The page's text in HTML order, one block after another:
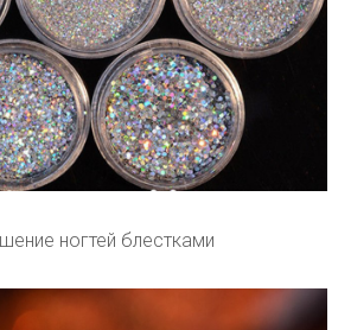
ногтей блестками